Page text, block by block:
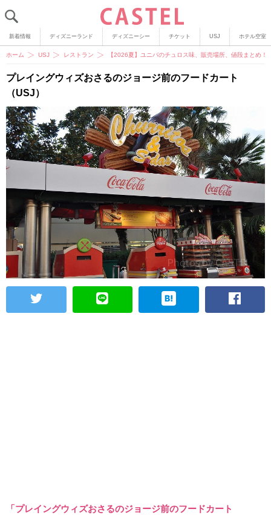
新着情報 ディズニーランド ディズニーシー チケット USJ ホテル空室
ホーム USJ レストラン 【2026夏】ユニバのチュロス味、販売場所、値段まとめ
プレイングウィズおさるのジョージ前のフードカート
（USJ）
「プレイングウィズおさるのジョージ前のフードカート